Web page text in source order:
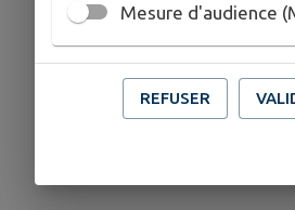
24 Rue des Écoles, 41330
02 54 20 08 77
Mesure d'audience
REFUSER